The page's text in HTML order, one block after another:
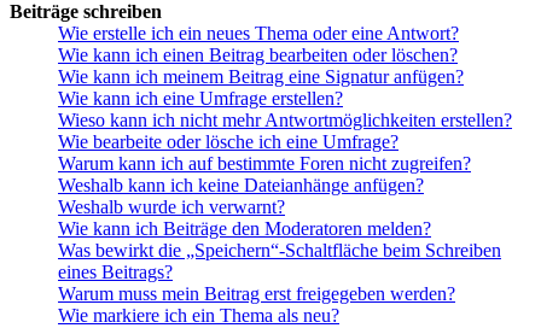
Beiträge schreiben
Wie erstelle ich ein neues Thema oder eine Antwort?
Wie kann ich einen Beitrag bearbeiten oder löschen?
Wie kann ich meinem Beitrag eine Signatur anfügen?
Wie kann ich eine Umfrage erstellen?
Wieso kann ich nicht mehr Antwortmöglichkeiten erstellen?
Wie bearbeite oder lösche ich eine Umfrage?
Warum kann ich auf bestimmte Foren nicht zugreifen?
Weshalb kann ich keine Dateianhänge anfügen?
Weshalb wurde ich verwarnt?
Wie kann ich Beiträge den Moderatoren melden?
Was bewirkt die „Speichern“-Schaltfläche beim Schreiben
eines Beitrags?
Warum muss mein Beitrag erst freigegeben werden?
Wie markiere ich ein Thema als neu?